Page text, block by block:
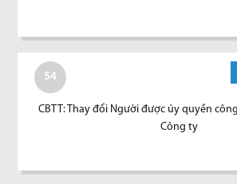
54
CBTT: Thay đổi Người được ủy quyền
Công ty